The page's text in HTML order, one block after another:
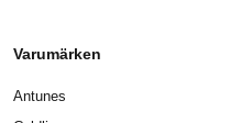
Varumärken
Antunes